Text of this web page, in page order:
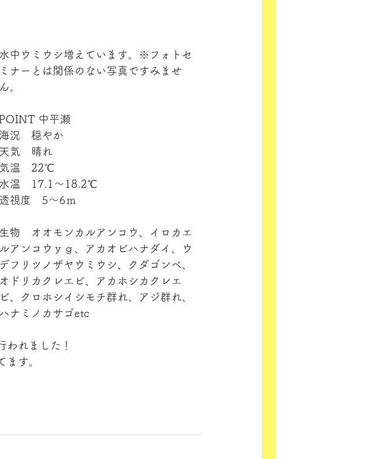
水中ウミウシ増えています。※フォトセ
ミナーとは関係のない写真ですみませ
ん。
中平瀬
海況　穏やか
天気　晴れ
気温　22℃
水温　17.1～18.2℃
透視度　5～6ｍ
生物　オオモンカルアンコウ、イロカエ
ルアンコウｙｇ、アカオビハナダイ、ウ
デフリツノザヤウミウシ、クダゴンベ、
オドリカクレエビ、アカホシカクレエ
ビ、クロホシイシモチ群れ、アジ群れ、
ハナミノカサゴetc
われました！
ます。